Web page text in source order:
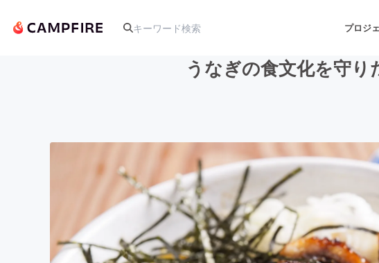
プロジ
アート・写真
テクノロジー・ガジェット ゲーム・サ
映像・映画 書籍・雑誌
うなぎの食文化を守り